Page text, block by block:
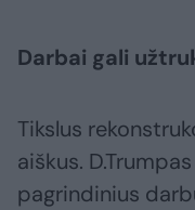
Darbai gali
Tikslus
aiškus.
pagrindinius